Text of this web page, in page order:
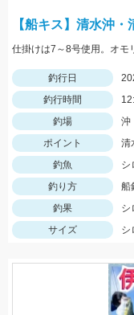
【船キス】清水沖
釣行日
釣行時間
釣場
沖
ポイント
清
釣魚
シ
釣り方
船
釣果
シ
サイズ
シ